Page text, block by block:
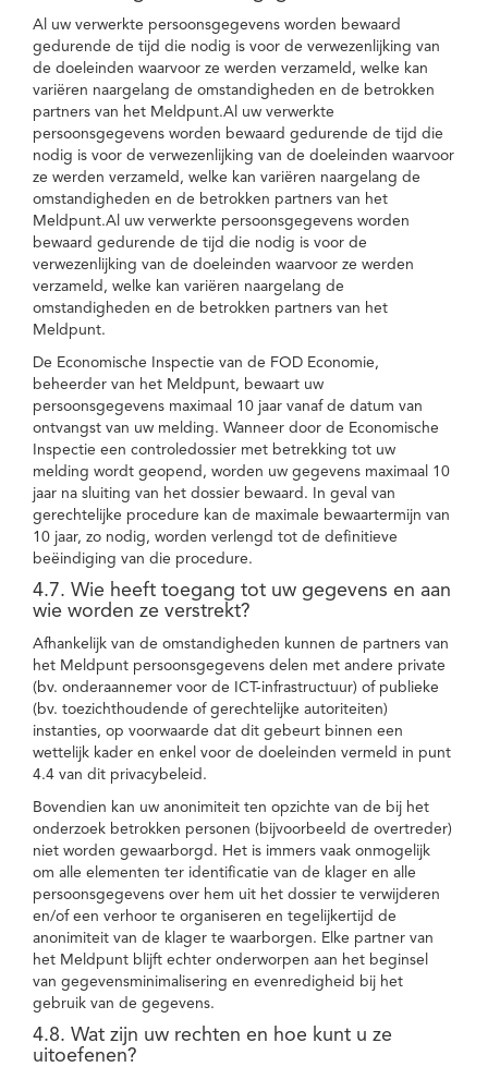
Al uw verwerkte persoonsgegevens worden bewaard
gedurende de tijd die nodig is voor de verwezenlijking van
de doeleinden waarvoor ze werden verzameld, welke kan
variëren naargelang de omstandigheden en de betrokken
partners van het Meldpunt.Al uw verwerkte
persoonsgegevens worden bewaard gedurende de tijd die
nodig is voor de verwezenlijking van de doeleinden waarvoor
ze werden verzameld, welke kan variëren naargelang de
omstandigheden en de betrokken partners van het
Meldpunt.Al uw verwerkte persoonsgegevens worden
bewaard gedurende de tijd die nodig is voor de
verwezenlijking van de doeleinden waarvoor ze werden
verzameld, welke kan variëren naargelang de
omstandigheden en de betrokken partners van het
Meldpunt.
De Economische Inspectie van de FOD Economie,
beheerder van het Meldpunt, bewaart uw
persoonsgegevens maximaal 10 jaar vanaf de datum van
ontvangst van uw melding. Wanneer door de Economische
Inspectie een controledossier met betrekking tot uw
melding wordt geopend, worden uw gegevens maximaal 10
jaar na sluiting van het dossier bewaard. In geval van
gerechtelijke procedure kan de maximale bewaartermijn van
10 jaar, zo nodig, worden verlengd tot de definitieve
beëindiging van die procedure.
4.7. Wie heeft toegang tot uw gegevens en aan
wie worden ze verstrekt?
Afhankelijk van de omstandigheden kunnen de partners van
het Meldpunt persoonsgegevens delen met andere private
(bv. onderaannemer voor de ICT-infrastructuur) of publieke
(bv. toezichthoudende of gerechtelijke autoriteiten)
instanties, op voorwaarde dat dit gebeurt binnen een
wettelijk kader en enkel voor de doeleinden vermeld in punt
4.4 van dit privacybeleid.
Bovendien kan uw anonimiteit ten opzichte van de bij het
onderzoek betrokken personen (bijvoorbeeld de overtreder)
niet worden gewaarborgd. Het is immers vaak onmogelijk
om alle elementen ter identificatie van de klager en alle
persoonsgegevens over hem uit het dossier te verwijderen
en/of een verhoor te organiseren en tegelijkertijd de
anonimiteit van de klager te waarborgen. Elke partner van
het Meldpunt blijft echter onderworpen aan het beginsel
van gegevensminimalisering en evenredigheid bij het
gebruik van de gegevens.
4.8. Wat zijn uw rechten en hoe kunt u ze
uitoefenen?